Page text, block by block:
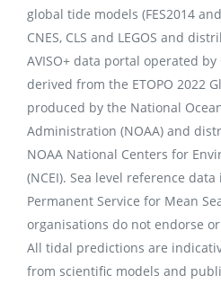
global tide models (FES2014
CNES, CLS and LEGOS and
AVISO+ data portal operated
derived from the ETOPO 2022
produced by the National
Administration (NOAA) and
NOAA National Centers for
(NCEI). Sea level reference
Permanent Service for Mean
organisations do not endorse
All tidal predictions are
from scientific models and